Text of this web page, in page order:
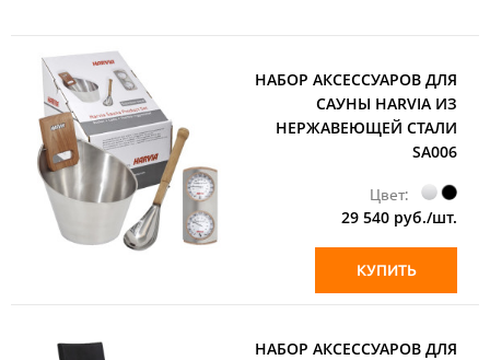
НАБОР АКСЕССУАРОВ ДЛЯ
САУНЫ HARVIA ИЗ
НЕРЖАВЕЮЩЕЙ СТАЛИ
SA006
Цвет:
29 540 руб./шт.
КУПИТЬ
НАБОР АКСЕССУАРОВ ДЛЯ